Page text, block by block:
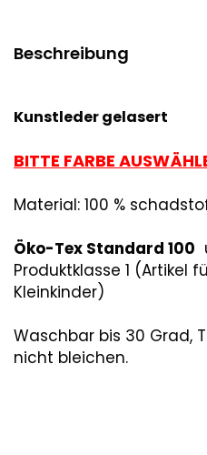
Beschreibung
Kunstleder gelasert
BITTE FARBE
Material: 100 %
Öko-Tex Standard 100
Produktklasse 1 (Artikel
Kleinkinder)
Waschbar bis 30 Grad,
nicht bleichen.